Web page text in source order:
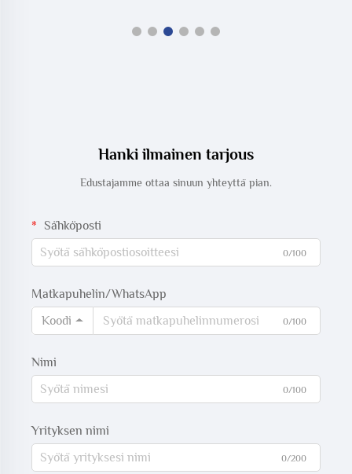
Hanki ilmainen tarjous
Edustajamme ottaa sinuun yhteyttä pian.
Sähköposti
0/100
Matkapuhelin/WhatsApp
Koodi
0/100
Nimi
0/100
Yrityksen nimi
0/200